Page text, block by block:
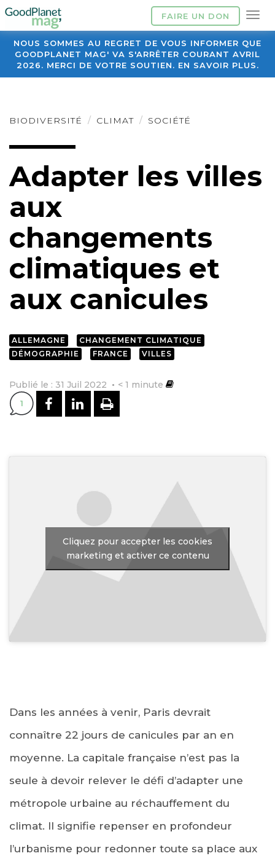
FAIRE UN DON
NOUS SOMMES AU REGRET DE VOUS INFORMER QUE
GOODPLANET MAG' VA S'ARRÊTER COURANT AVRIL
2026. MERCI DE VOTRE SOUTIEN. EN SAVOIR PLUS.
BIODIVERSITÉ CLIMAT SOCIÉTÉ
Adapter les villes
aux
changements
climatiques et
aux canicules
ALLEMAGNE
CHANGEMENT CLIMATIQUE
DÉMOGRAPHIE
FRANCE VILLES
Publié le : 31 Juil 2022 < 1 minute
1 PARTAGER SUR FACEBOOK
PARTAGER SUR
IMPRIMER
Cliquez pour accepter les cookies
marketing et activer ce contenu
Dans les années à venir, Paris devrait
connaître 22 jours de canicules par an en
moyenne. La capitale française n’est pas la
seule à devoir relever le défi d’adapter une
métropole urbaine au réchauffement du
climat. Il signifie repenser en profondeur
l’urbanisme pour redonner toute sa place aux